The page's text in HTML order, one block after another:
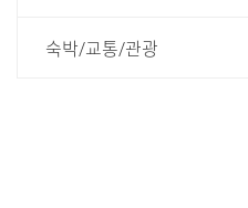
숙박/교통/관광